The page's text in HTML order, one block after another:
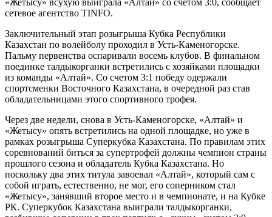
«Жетысу» всухую выиграла «Алтай» со счетом 3:0, сообщает
сетевое агентство TINFO.
Заключительный этап розыгрыша Кубка Республики
Казахстан по волейболу проходил в Усть-Каменогорске.
Пальму первенства оспаривали восемь клубов. В финальном
поединке талдыкорганки встретились с хозяйками площадки
из команды «Алтай». Со счетом 3:1 победу одержали
спортсменки Восточного Казахстана, в очередной раз став
обладательницами этого спортивного трофея.
Через две недели, снова в Усть-Каменогорске, «Алтай» и
«Жетысу» опять встретились на одной площадке, но уже в
рамках розыгрыша Суперкубка Казахстана. По правилам этих
соревнований биться за супертрофей должны чемпион страны
прошлого сезона и обладатель Кубка Казахстана. Но
поскольку два этих титула завоевал «Алтай», который сам с
собой играть, естественно, не мог, его соперником стал
«Жетысу», занявший второе место и в чемпионате, и на Кубке
РК. Суперкубок Казахстана выиграли талдыкорганки,